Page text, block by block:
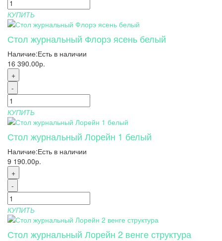
КУПИТЬ
Стол журнальный Флорэ ясень белый
Наличие:Есть в наличии
16 390.00р.
+
-
КУПИТЬ
Стол журнальный Лорейн 1 белый
Наличие:Есть в наличии
9 190.00р.
+
-
КУПИТЬ
Стол журнальный Лорейн 2 венге структура